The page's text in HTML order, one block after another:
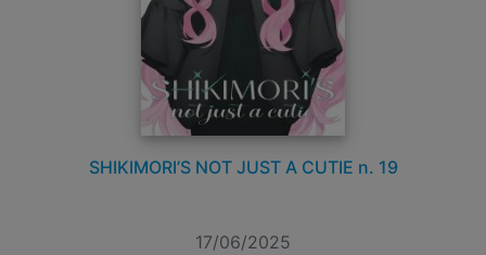
SHIKIMORI’S NOT JUST A CUTIE n. 19
17/06/2025